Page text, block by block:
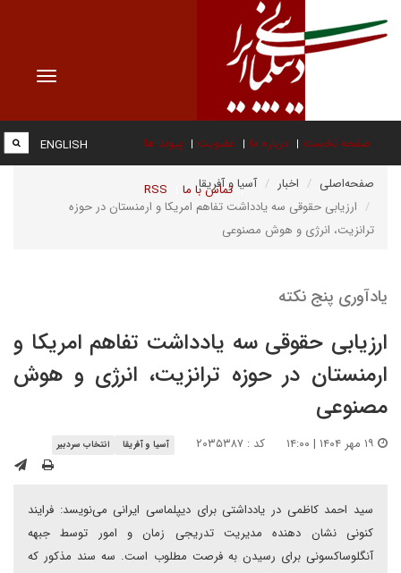
Toggle
صفحه نخست درباره ما عضویت پیوند ها
تماس با ما RSS
ENGLISH
صفحه‌اصلی اخبار
آسیا و آفریقا
ارزیابی حقوقی سه یادداشت تفاهم امریکا و ارمنستان در حوزه
ترانزیت، انرژی و هوش مصنوعی
یادآوری پنج نکته
ارزیابی حقوقی سه یادداشت تفاهم امریکا و
ارمنستان در حوزه ترانزیت، انرژی و هوش
مصنوعی
کد : ۲۰۳۵۳۸۷ آسیا و آفریقا انتخاب سردبیر
سید احمد کاظمی در یادداشتی برای دیپلماسی ایرانی می‌نویسد: فرایند
کنونی نشان دهنده مدیریت تدریجی زمان و امور توسط جبهه
آنگلوساکسونی برای رسیدن به فرصت مطلوب است. سه سند مذکور که